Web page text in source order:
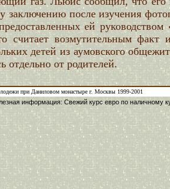
заключению после изучения
ей руководством
считает возмутительным факт
детей из аумовского
отдельно от родителей.
при Даниловом монастыре г. Москвы 1999-2001
информация: Свежий курс европо наличному